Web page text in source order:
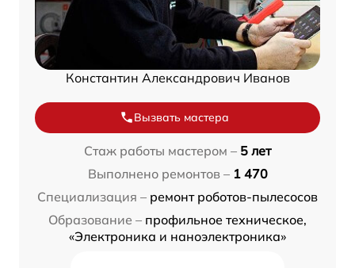
Константин Александрович Иванов
Вызвать мастера
Стаж работы мастером – 5 лет
Выполнено ремонтов – 1 470
Специализация – ремонт роботов-пылесосов
Образование – профильное техническое,
«Электроника и наноэлектроника»